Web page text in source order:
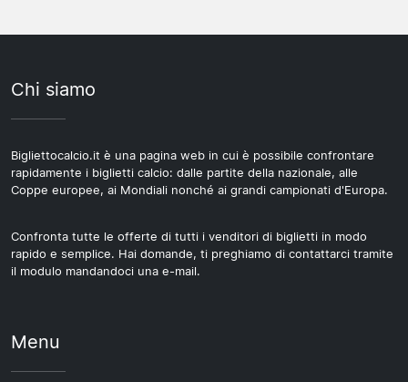
Chi siamo
Bigliettocalcio.it è una pagina web in cui è possibile confrontare
rapidamente i biglietti calcio: dalle partite della nazionale, alle
Coppe europee, ai Mondiali nonché ai grandi campionati d'Europa.
Confronta tutte le offerte di tutti i venditori di biglietti in modo
rapido e semplice. Hai domande, ti preghiamo di contattarci tramite
il modulo mandandoci una e-mail.
Menu